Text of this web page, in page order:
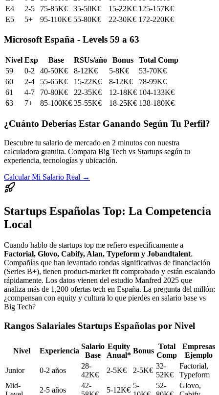
E4
2-5 75-85K€ 35-50K€ 15-22K€ 125-157K€
E5
5+ 95-110K€ 55-80K€ 22-30K€ 172-220K€
Microsoft España - Levels 59 a 63
Nivel Exp Base RSUs/año Bonus
Total Comp
59
0-2 40-50K€ 8-12K€ 5-8K€
53-70K€
60
2-4 55-65K€ 15-22K€ 8-12K€
78-99K€
61
4-7 70-80K€ 22-35K€ 12-18K€ 104-133K€
63
7+ 85-100K€ 35-55K€ 18-25K€ 138-180K€
¿Cuánto Deberías Estar Ganando Según Tu Perfil?
Descubre tu salario de mercado en 2 minutos con nuestra
calculadora gratuita. Compara Big Tech vs Startups según tu
experiencia, tecnologías y ubicación.
Calcular Mi Salario Real →
Startups Españolas Top: La Competencia
Local
Cuando hablo de startups top me refiero específicamente a
Factorial, Glovo, Cabify, Alan, Typeform y Jobandtalent.
Compañías que han levantado rondas significativas de financiación
(Series B+), tienen product-market fit comprobado y están escalando
rápidamente. Los datos vienen del estudio Manfred 2025 que
analiza más de 1,200 ofertas tech en España. La pregunta del millón:
¿compensan con equity y cultura lo que pierdes en salario base vs
Big Tech?
Rangos Salariales Startups Españolas por Nivel
Nivel Experiencia
Salario
Base
Equity
Anual*
Bonus
Total
Comp
Empresas
Ejemplo
Junior
0-2 años
28-
42K€
2-5K€ 2-5K€
32-
52K€
Factorial,
Typeform
Mid-
2-5 años
42-
5-12K€
5-
52-
Glovo,